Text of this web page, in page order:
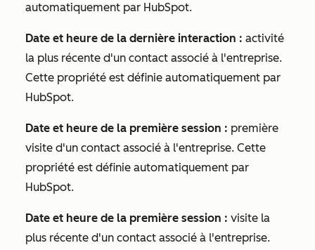
automatiquement par HubSpot.
Date et heure de la dernière interaction : activité
la plus récente d'un contact associé à l'entreprise.
Cette propriété est définie automatiquement par
HubSpot.
Date et heure de la première session : première
visite d'un contact associé à l'entreprise. Cette
propriété est définie automatiquement par
HubSpot.
Date et heure de la première session : visite la
plus récente d'un contact associé à l'entreprise.